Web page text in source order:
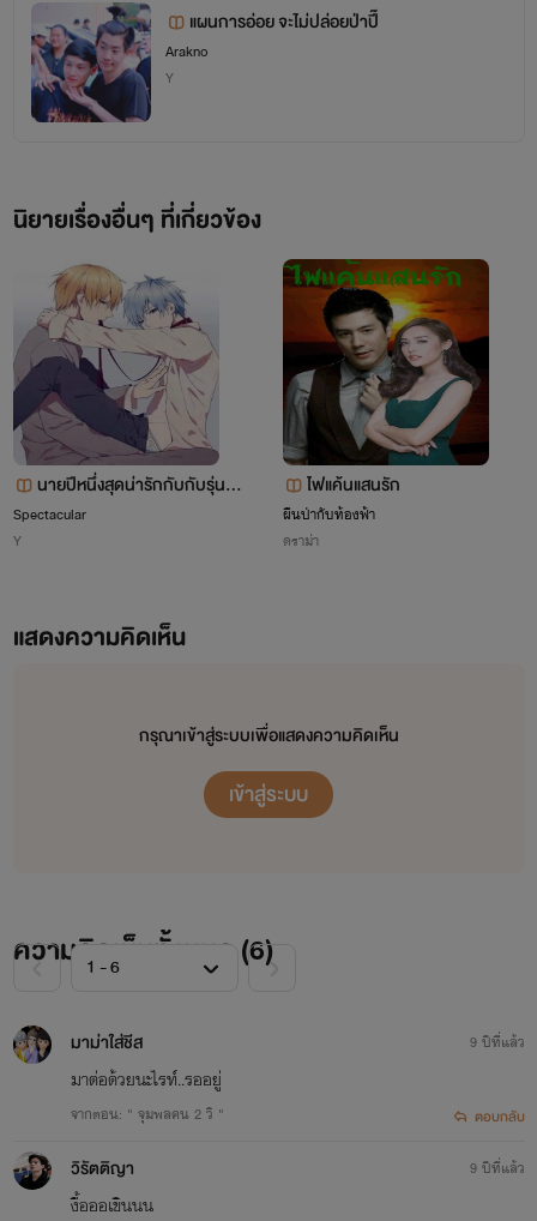
แผนการอ่อย จะไม่ปล่อยป่าปี๊
Arakno
Y
นิยายเรื่องอื่นๆ ที่เกี่ยวข้อง
นายปีหนึ่งสุดน่ารักกับกับรุ่นพี่สุ
ดโหด
Spectacular
Y
ไฟแค้นแสนรัก
ผืนป่ากับท้องฟ้า
ดราม่า
แสดงความคิดเห็น
กรุณาเข้าสู่ระบบเพื่อแสดงความคิดเห็น
เข้าสู่ระบบ
ความคิดเห็นทั้งหมด (6)
มาม่าใส่ชีส
มาต่อด้วยนะไรท์..รออยู่
จากตอน: " จุมพลคน 2 วิ "
9 ปีที่แล้ว
ตอบกลับ
วิรัตติญา
งื้อออเขินนน
9 ปีที่แล้ว